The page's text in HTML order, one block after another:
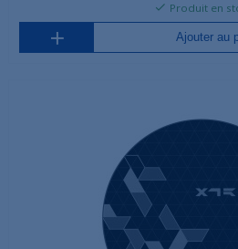
Produit en
Ajouter au